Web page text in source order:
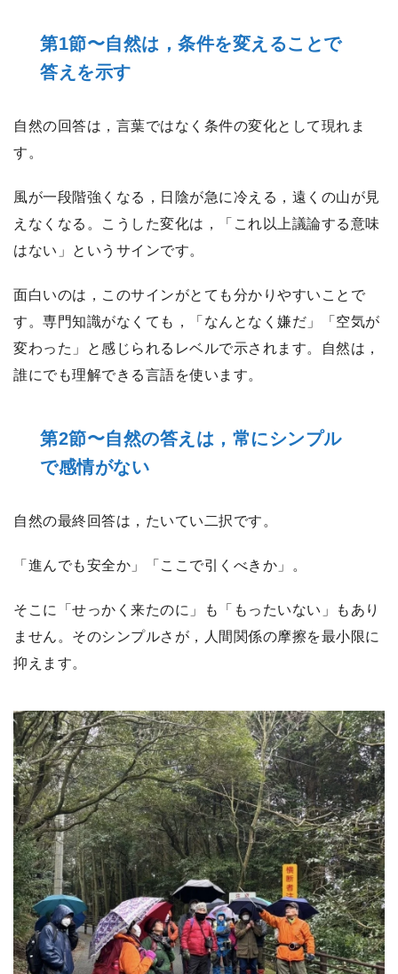
第1節〜自然は，条件を変えることで
答えを示す
自然の回答は，言葉ではなく条件の変化として現れま
す。
風が一段階強くなる，日陰が急に冷える，遠くの山が見
えなくなる。こうした変化は，「これ以上議論する意味
はない」というサインです。
面白いのは，このサインがとても分かりやすいことで
す。専門知識がなくても，「なんとなく嫌だ」「空気が
変わった」と感じられるレベルで示されます。自然は，
誰にでも理解できる言語を使います。
第2節〜自然の答えは，常にシンプル
で感情がない
自然の最終回答は，たいてい二択です。
「進んでも安全か」「ここで引くべきか」。
そこに「せっかく来たのに」も「もったいない」もあり
ません。そのシンプルさが，人間関係の摩擦を最小限に
抑えます。